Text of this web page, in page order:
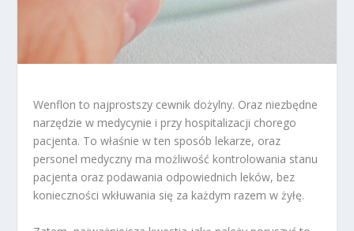
Wenflon to najprostszy cewnik dożylny. Oraz niezbędne
narzędzie w medycynie i przy hospitalizacji chorego
pacjenta. To właśnie w ten sposób lekarze, oraz
personel medyczny ma możliwość kontrolowania stanu
pacjenta oraz podawania odpowiednich leków, bez
konieczności wkłuwania się za każdym razem w żyłę.